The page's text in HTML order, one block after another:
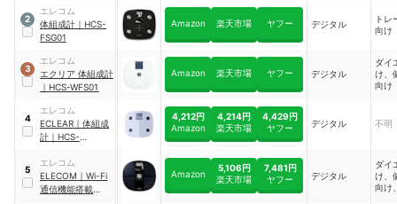
BTFS01WH
2
エレコム
体組成計 ｜ HCS-
FSG01
Amazon 楽天市場 ヤフー デジタル
トレ
向け
3
エレコム
エクリア 体組成計
｜ HCS-WFS01
Amazon 楽天市場 ヤフー デジタル
ダイ
け、
向け
4
エレコム
ECLEAR ｜ 体組成
計 ｜ HCS-
4,212円
Amazon
4,214円
楽天市場
4,429円
ヤフー
デジタル 不明
5
エレコム
ELECOM ｜ Wi-Fi
通信機能搭載
Amazon
5,106円
楽天市場
7,481円
ヤフー
デジタル
ダイ
け、
向け